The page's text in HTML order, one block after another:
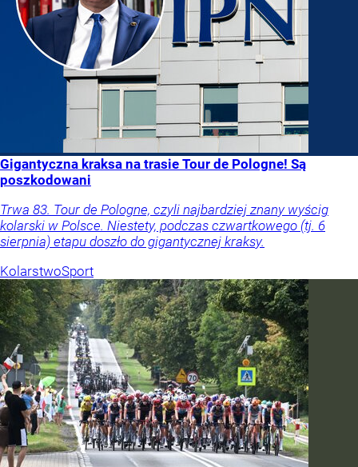
Gigantyczna kraksa na trasie Tour de Pologne! Są
poszkodowani
Trwa 83. Tour de Pologne, czyli najbardziej znany wyścig
kolarski w Polsce. Niestety, podczas czwartkowego (tj. 6
sierpnia) etapu doszło do gigantycznej kraksy.
KolarstwoSport